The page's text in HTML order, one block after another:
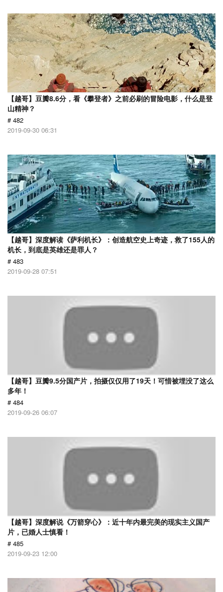
【越哥】豆瓣8.6分，看《攀登者》之前必刷的冒险电影，什么是登
山精神？
# 482
2019-09-30 06:31
【越哥】深度解读《萨利机长》：创造航空史上奇迹，救了155人的
机长，到底是英雄还是罪人？
# 483
2019-09-28 07:51
【越哥】豆瓣9.5分国产片，拍摄仅仅用了19天！可惜被埋没了这么
多年！
# 484
2019-09-26 06:07
【越哥】深度解说《万箭穿心》：近十年内最完美的现实主义国产
片，已婚人士慎看！
# 485
2019-09-23 12:00